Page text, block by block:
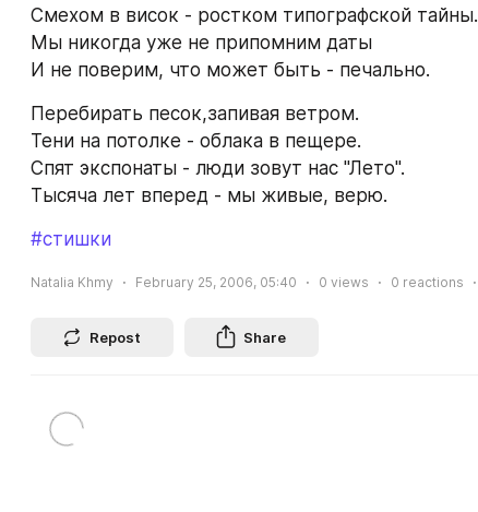
Смехом в висок - ростком типографской тайны.
Мы никогда уже не припомним даты
И не поверим, что может быть - печально.
Перебирать песок,запивая ветром.
Тени на потолке - облака в пещере.
Спят экспонаты - люди зовут нас "Лето".
Тысяча лет вперед - мы живые, верю.
#стишки
Natalia Khmy February 25, 2006, 05:40 0 views 0 reactions
Repost Share